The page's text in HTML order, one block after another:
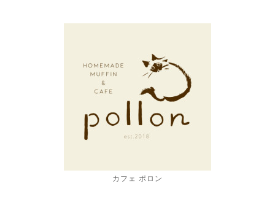
カフェ ポロン